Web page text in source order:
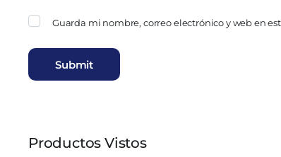
Guarda mi nombre, correo electrónico y web en
Productos Vistos